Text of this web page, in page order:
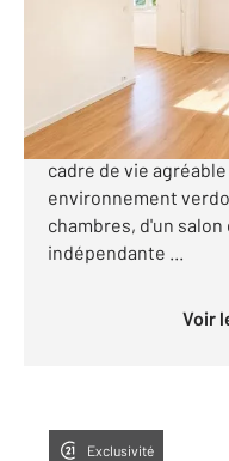
149
SECTEUR DOULON
très lumineux,
cadre de vie
environnement
chambres, d'un salon
indépendante ...
Voir
Exclusivité